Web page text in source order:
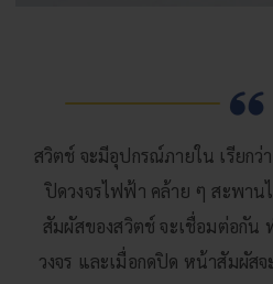
สวิตช์ จะมีอุปกรณ์ภายใน เรียก
ปิดวงจรไฟฟ้า คล้าย ๆ สะพาน
สัมผัสของสวิตช์ จะเชื่อมต่อกัน
วงจร และเมื่อกดปิด หน้าสัมผัส